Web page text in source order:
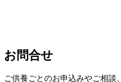
お問合せ
ご供養ごとのお申込みやご相談、